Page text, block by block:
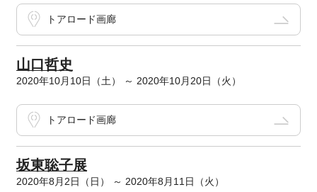
トアロード画廊
山口哲史
2020年10月10日（土） ～ 2020年10月20日（火）
トアロード画廊
坂東聡子展
2020年8月2日（日） ～ 2020年8月11日（火）